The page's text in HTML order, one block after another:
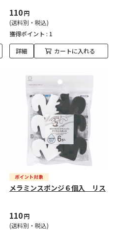
110円
(送料別・税込)
獲得ポイント : 1
詳細 カートに入れる
メラミンスポンジ６個入 リス
110円
(送料別・税込)